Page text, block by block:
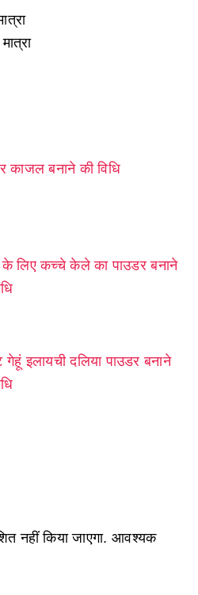
काजल बनाने की विधि
के लिए कच्चे केले का पाउडर बनाने
गेहूं इलायची दलिया पाउडर बनाने
नहीं किया जाएगा. आवश्यक